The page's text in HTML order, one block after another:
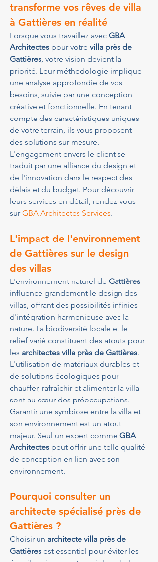
transforme vos rêves de villa
à Gattières en réalité
Lorsque vous travaillez avec GBA
Architectes pour votre villa près de
Gattières, votre vision devient la
priorité. Leur méthodologie implique
une analyse approfondie de vos
besoins, suivie par une conception
créative et fonctionnelle. En tenant
compte des caractéristiques uniques
de votre terrain, ils vous proposent
des solutions sur mesure.
L'engagement envers le client se
traduit par une alliance du design et
de l'innovation dans le respect des
délais et du budget. Pour découvrir
leurs services en détail, rendez-vous
sur GBA Architectes Services.
L'impact de l'environnement
de Gattières sur le design
des villas
L'environnement naturel de Gattières
influence grandement le design des
villas, offrant des possibilités infinies
d'intégration harmonieuse avec la
nature. La biodiversité locale et le
relief varié constituent des atouts pour
les architectes villa près de Gattières.
L'utilisation de matériaux durables et
de solutions écologiques pour
chauffer, rafraîchir et alimenter la villa
sont au cœur des préoccupations.
Garantir une symbiose entre la villa et
son environnement est un atout
majeur. Seul un expert comme GBA
Architectes peut offrir une telle qualité
de conception en lien avec son
environnement.
Pourquoi consulter un
architecte spécialisé près de
Gattières ?
Choisir un architecte villa près de
Gattières est essentiel pour éviter les